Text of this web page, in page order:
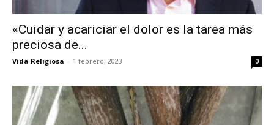
«Cuidar y acariciar el dolor es la tarea más
preciosa de...
Vida Religiosa - 1 febrero, 2023 0